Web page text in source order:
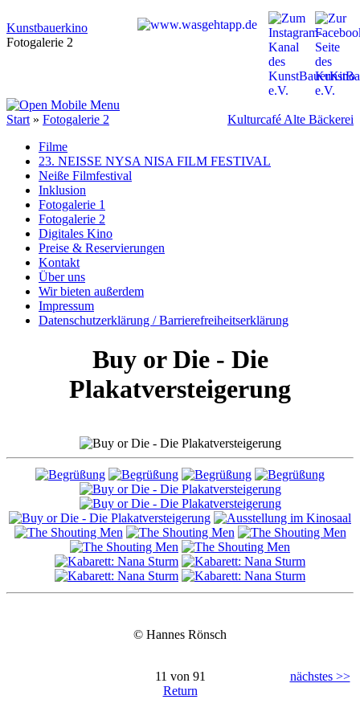
Kunstbauerkino
Fotogalerie 2
Start » Fotogalerie 2
Kulturcafé Alte Bäckerei
Filme
23. NEISSE NYSA NISA FILM FESTIVAL
Neiße Filmfestival
Inklusion
Fotogalerie 1
Fotogalerie 2
Digitales Kino
Preise & Reservierungen
Kontakt
Über uns
Wir bieten außerdem
Impressum
Datenschutzerklärung / Barrierefreiheitserklärung
Buy or Die - Die
Plakatversteigerung
© Hannes Rönsch
11 von 91
nächstes >>
Return